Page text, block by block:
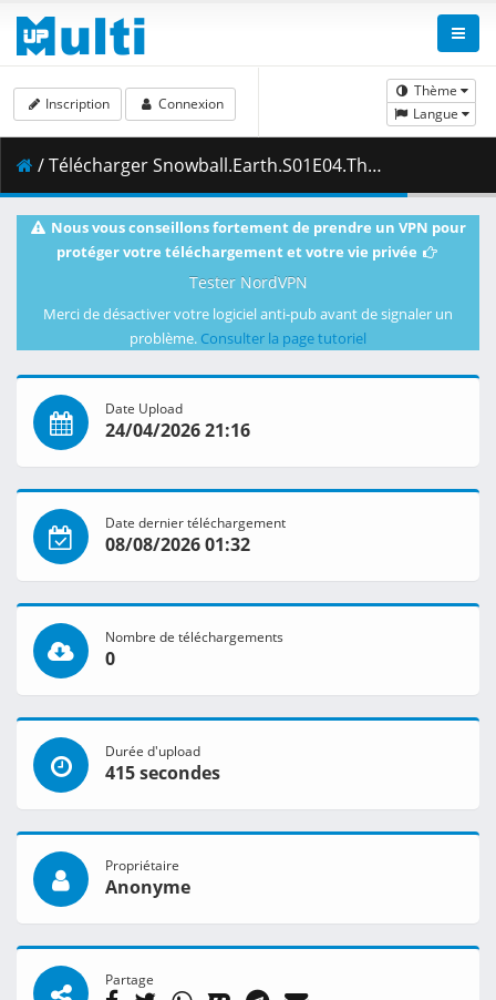
Thème
Langue
Inscription Connexion
/ Télécharger Snowball.Earth.S01E04.The.Kaiju.Tamer.And.The.Can.Of.Pineapple.1080p.DSNP.WEB-DL.DUAL.AAC2.0.H.264-VARYG.mkv.001 ( 334.93 MB )
Nous vous conseillons fortement de prendre un VPN pour
protéger votre téléchargement et votre vie privée
Tester NordVPN
Merci de désactiver votre logiciel anti-pub avant de signaler un
problème. Consulter la page tutoriel
Date Upload
24/04/2026 21:16
Date dernier téléchargement
08/08/2026 01:32
Nombre de téléchargements
0
Durée d'upload
415 secondes
Propriétaire
Anonyme
Partage